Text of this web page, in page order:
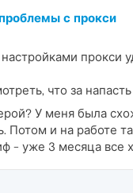
с прокси
прокси
что за
У меня была
Потом и на работе
- уже 3 месяца все